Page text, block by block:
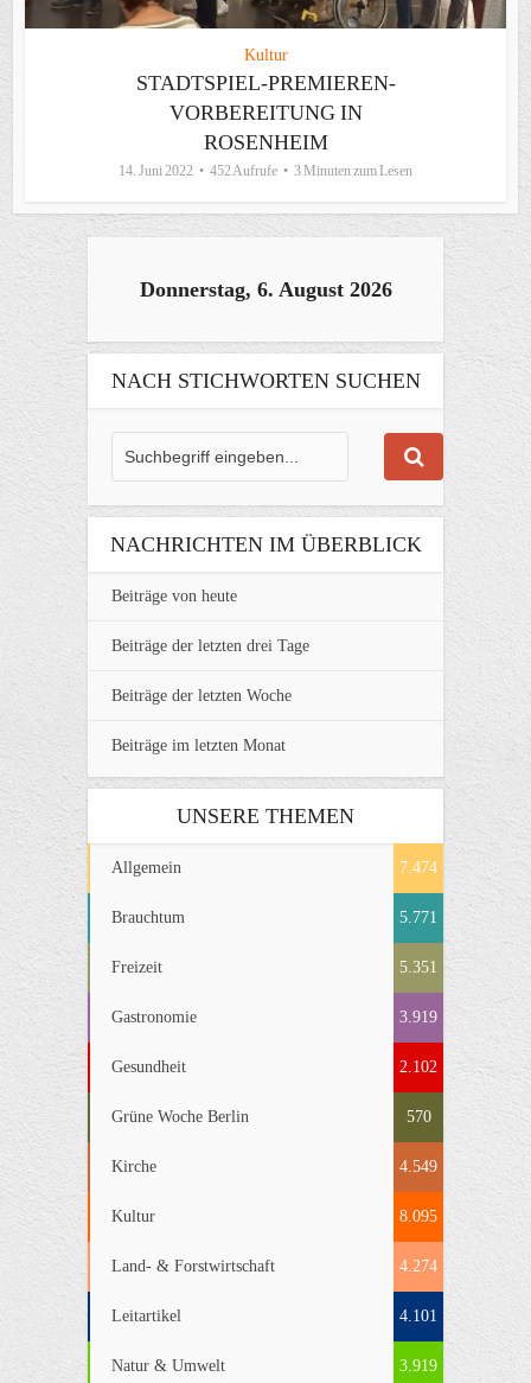
Kultur
STADTSPIEL-PREMIEREN-
VORBEREITUNG IN
ROSENHEIM
14. Juni 2022 452 Aufrufe 3 Minuten zum Lesen
Donnerstag, 6. August 2026
NACH STICHWORTEN SUCHEN
NACHRICHTEN IM ÜBERBLICK
Beiträge von heute
Beiträge der letzten drei Tage
Beiträge der letzten Woche
Beiträge im letzten Monat
UNSERE THEMEN
Allgemein 7.474
Brauchtum 5.771
Freizeit 5.351
Gastronomie 3.919
Gesundheit 2.102
Grüne Woche Berlin 570
Kirche 4.549
Kultur 8.095
Land- & Forstwirtschaft 4.274
Leitartikel 4.101
Natur & Umwelt 3.919